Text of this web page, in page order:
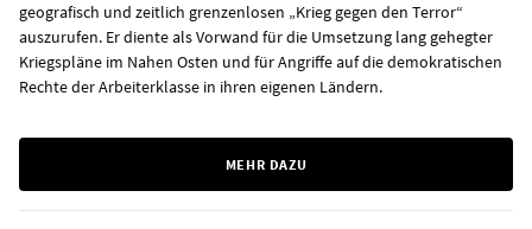
geografisch und zeitlich grenzenlosen „Krieg gegen den Terror“
auszurufen. Er diente als Vorwand für die Umsetzung lang gehegter
Kriegspläne im Nahen Osten und für Angriffe auf die demokratischen
Rechte der Arbeiterklasse in ihren eigenen Ländern.
MEHR DAZU